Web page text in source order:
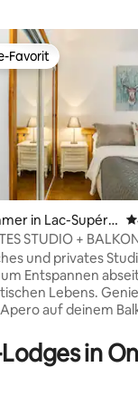
4,86 von 5,
Gäste-Favorit.
Favorit
in Lac-Supérie
STUDIO +
|
und privates
Entspannen
Lebens.
auf deinem
mit einigen
Natur, nur 5
in